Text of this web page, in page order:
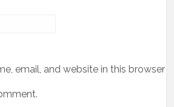
email, and website in this browser